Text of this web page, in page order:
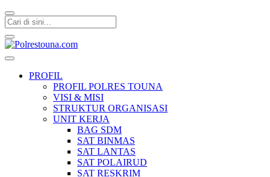
PROFIL
PROFIL POLRES TOUNA
VISI & MISI
STRUKTUR ORGANISASI
UNIT KERJA
BAG SDM
SAT BINMAS
SAT LANTAS
SAT POLAIRUD
SAT RESKRIM